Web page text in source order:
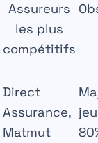
Assureurs
les plus
compétitifs
Direct
Assurance,
Matmut